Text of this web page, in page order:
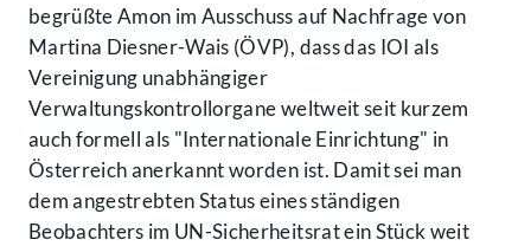
begrüßte Amon im Ausschuss auf Nachfrage von
Martina Diesner-Wais (ÖVP), dass das IOI als
Vereinigung unabhängiger
Verwaltungskontrollorgane weltweit seit kurzem
auch formell als "Internationale Einrichtung" in
Österreich anerkannt worden ist. Damit sei man
dem angestrebten Status eines ständigen
Beobachters im UN-Sicherheitsrat ein Stück weit